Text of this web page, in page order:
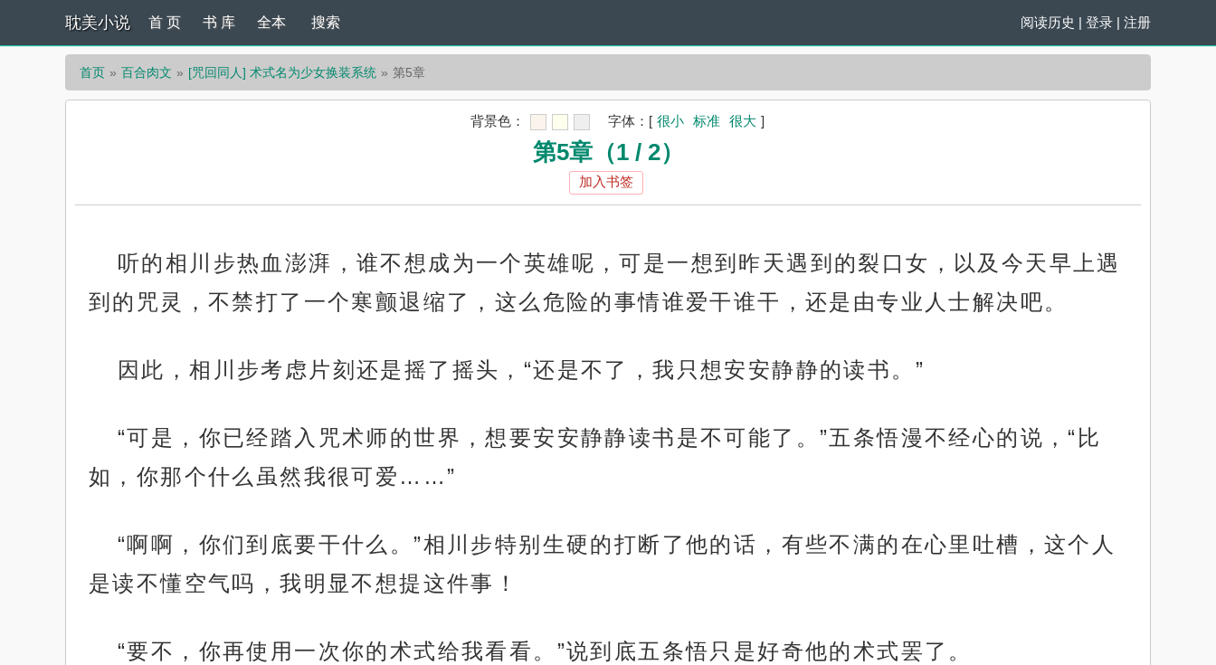
耽美小说 阅读历史 | 登录 | 注册
首 页 书 库 全本 搜索
首页 百合肉文 [咒回同人] 术式名为少女换装系统 第5章
背景色： 字体： [ 很小 标准 很大 ]
第5章（1 / 2）
加入书签
听的相川步热血澎湃，谁不想成为一个英雄呢，可是一想到昨天遇到的裂口女，以及今天早上遇
到的咒灵，不禁打了一个寒颤退缩了，这么危险的事情谁爱干谁干，还是由专业人士解决吧。
因此，相川步考虑片刻还是摇了摇头，“还是不了，我只想安安静静的读书。”
“可是，你已经踏入咒术师的世界，想要安安静静读书是不可能了。”五条悟漫不经心的说，“比
如，你那个什么虽然我很可爱……”
“啊啊，你们到底要干什么。”相川步特别生硬的打断了他的话，有些不满的在心里吐槽，这个人
是读不懂空气吗，我明显不想提这件事！
“要不，你再使用一次你的术式给我看看。”说到底五条悟只是好奇他的术式罢了。